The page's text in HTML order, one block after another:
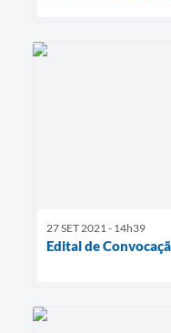
27 SET 2021 - 14h39
Edital de